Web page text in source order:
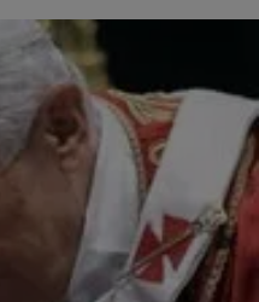
da François Vayne